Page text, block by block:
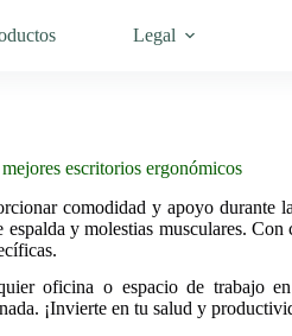
Legal
escritorios ergonómicos
comodidad y apoyo durante
y molestias musculares.
oficina o espacio de trabajo
¡Invierte en tu salud y